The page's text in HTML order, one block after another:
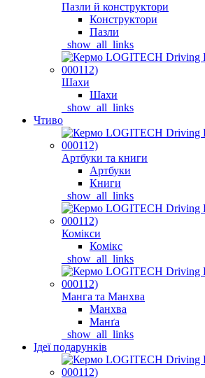
Пазли й конструктори
Конструктори
Пазли
_show_all_links
Шахи
Шахи
_show_all_links
Чтиво
Артбуки та книги
Артбуки
Книги
_show_all_links
Комікси
Комікс
_show_all_links
Манга та Манхва
Манхва
Манґа
_show_all_links
Ідеї подарунків